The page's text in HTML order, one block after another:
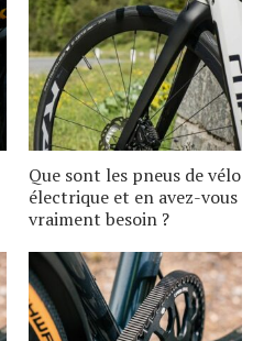
Que sont les pneus de vélo
électrique et en avez-vous
vraiment besoin ?